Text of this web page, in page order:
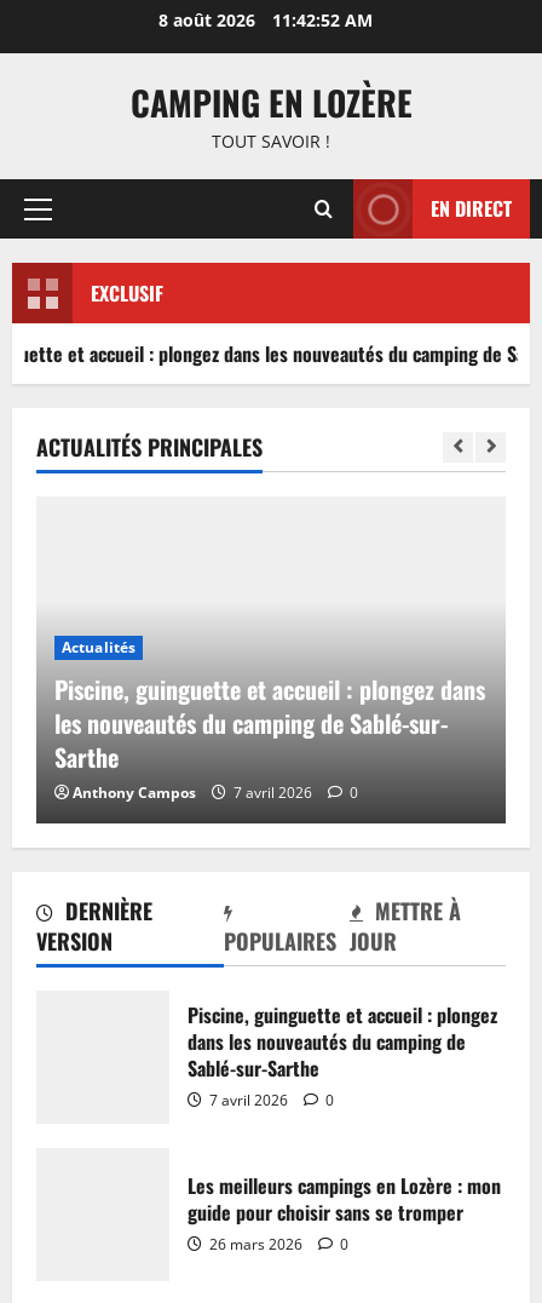
8 août 2026 11:42:53 AM
CAMPING EN LOZÈRE
TOUT SAVOIR !
Menu
EN DIRECT
EXCLUSIF
et accueil : plongez dans les nouveautés du camping de
DERNIÈRE
VERSION
POPULAIRES
METTRE À
JOUR
Piscine, guinguette et accueil : plongez
dans les nouveautés du camping de
Sablé-sur-Sarthe
7 avril 2026 0
Les meilleurs campings en Lozère : mon
guide pour choisir sans se tromper
26 mars 2026 0
ACTUALITÉS PRINCIPALES
Actualités
Piscine, guinguette et accueil : plongez dans
les nouveautés du camping de Sablé-sur-
Sarthe
Anthony Campos 7 avril 2026 0